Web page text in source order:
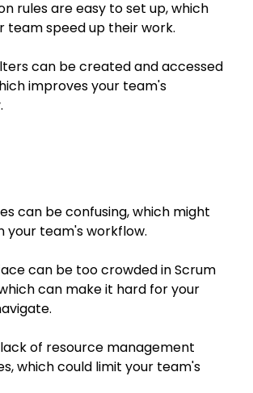
rules are easy to set up, which
team speed up their work.
can be created and accessed
improves your team's
can be confusing, which might
your team's workflow.
can be too crowded in Scrum
can make it hard for your
of resource management
which could limit your team's